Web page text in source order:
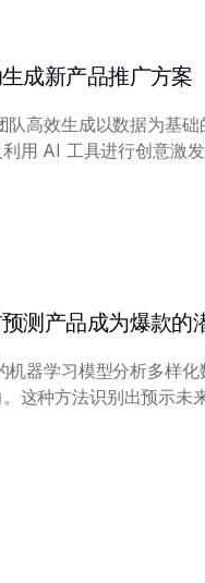
成新产品推广方案
队高效生成以数据为基础
用 AI 工具进行创意激
相关洞察。营...
测产品成为爆款的
机器学习模型分析多样化
这种方法识别出预示未
者反馈。机器学习技术，